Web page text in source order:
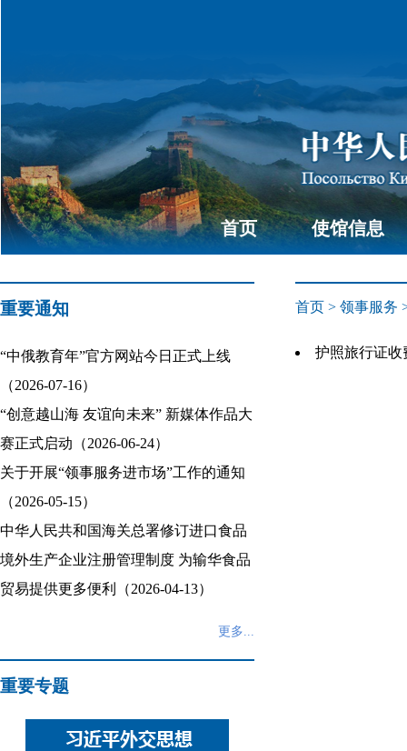
首页 使馆信息
重要通知
“中俄教育年”官方网站今日正式上线
（2026-07-16）
“创意越山海 友谊向未来” 新媒体作品大
赛正式启动（2026-06-24）
关于开展“领事服务进市场”工作的通知
（2026-05-15）
中华人民共和国海关总署修订进口食品
境外生产企业注册管理制度 为输华食品
贸易提供更多便利（2026-04-13）
更多...
重要专题
首页 > 领事服务
护照旅行证收